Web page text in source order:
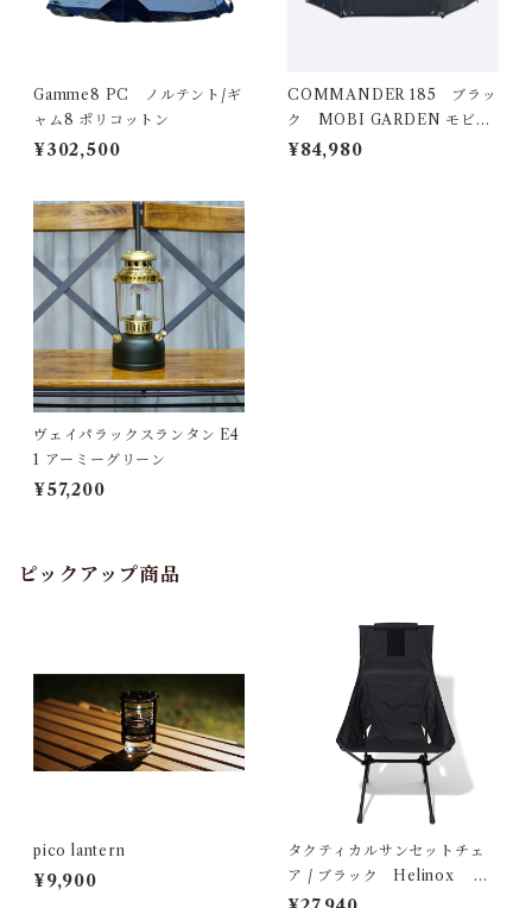
Gamme8 PC ノルテント/ギ
ャム8 ポリコットン
¥302,500
COMMANDER 185 ブラッ
ク MOBI GARDEN モビガ
ーデン
¥84,980
ヴェイパラックスランタン E4
1 アーミーグリーン
¥57,200
ピックアップ商品
pico lantern
¥9,900
タクティカルサンセットチェ
ア / ブラック Helinox ヘ
リノックス